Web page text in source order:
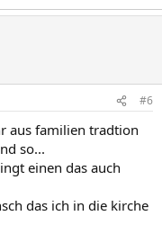
#6
aus familien tradtion
so...
einen das auch
das ich in die kirche